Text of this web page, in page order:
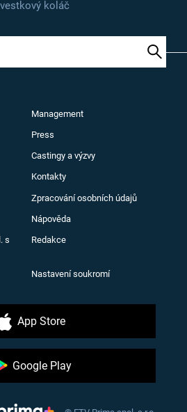
koláč
Management
Press
Castingy a výzvy
Kontakty
Zpracování osobních údajů
Nápověda
s
Redakce
Nastavení soukromí
App Store
Google Play